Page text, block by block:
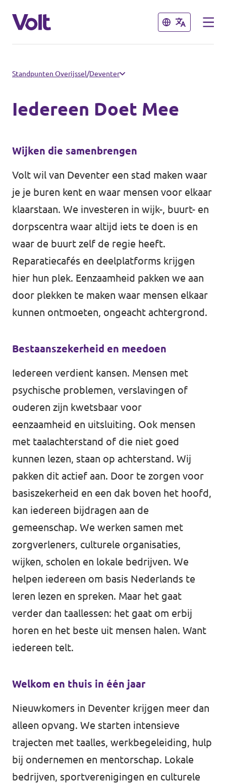
Sluiten
Communities
Volt Almelo
Volt Enschede
Volt Hengelo
Volt Zwolle
Sluiten
Over Volt
Mensen
Nieuws
Agenda
Gemeenteraadsverkiezingen 2026
Voor leden
Almelo
Deventer
Zwolle
Standpunten Overijssel/Deventer
Iedereen Doet Mee
Wijken die samenbrengen
Volt wil van Deventer een stad maken waar
je je buren kent en waar mensen voor elkaar
klaarstaan. We investeren in wijk-, buurt- en
dorpscentra waar altijd iets te doen is en
waar de buurt zelf de regie heeft.
Reparatiecafés en deelplatforms krijgen
hier hun plek. Eenzaamheid pakken we aan
door plekken te maken waar mensen elkaar
kunnen ontmoeten, ongeacht achtergrond.
Bestaanszekerheid en meedoen
Iedereen verdient kansen. Mensen met
psychische problemen, verslavingen of
ouderen zijn kwetsbaar voor
eenzaamheid en uitsluiting. Ook mensen
met taalachterstand of die niet goed
kunnen lezen, staan op achterstand. Wij
pakken dit actief aan. Door te zorgen voor
basiszekerheid en een dak boven het hoofd,
kan iedereen bijdragen aan de
gemeenschap. We werken samen met
zorgverleners, culturele organisaties,
wijken, scholen en lokale bedrijven. We
helpen iedereen om basis Nederlands te
leren lezen en spreken. Maar het gaat
verder dan taallessen: het gaat om erbij
horen en het beste uit mensen halen. Want
iedereen telt.
Welkom en thuis in één jaar
Nieuwkomers in Deventer krijgen meer dan
alleen opvang. We starten intensieve
trajecten met taalles, werkbegeleiding, hulp
bij ondernemen en mentorschap. Lokale
bedrijven, sportverenigingen en culturele